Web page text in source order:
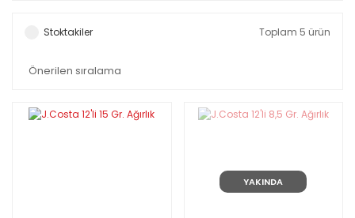
Stoktakiler Toplam 5 ürün
YAKINDA